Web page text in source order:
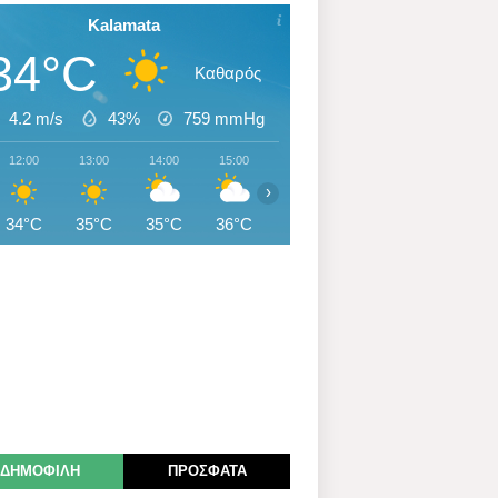
Kalamata
Καθαρός
4.2 m/s 43% 759 mmHg
12:00
34°C
13:00
35°C
14:00
35°C
15:00
36°C
›
ΔΗΜΟΦΙΛΗ ΠΡΟΣΦΑΤΑ